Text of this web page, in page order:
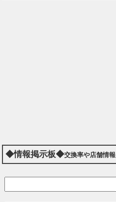
◆情報掲示板◆交換率や店舗情